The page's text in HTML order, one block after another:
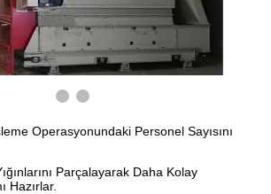
Operasyonundaki Personel Sayısını
Parçalayarak Daha Kolay
Hazırlar.